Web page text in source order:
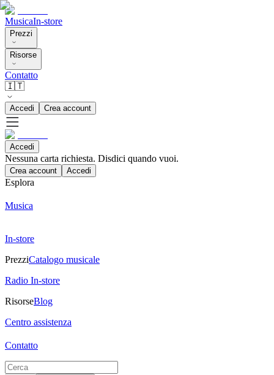
MusicaIn-store
Prezzi
Risorse
Contatto
🇮🇹
Accedi Crea account
Accedi
Nessuna carta richiesta. Disdici quando vuoi.
Crea account Accedi
Esplora
Musica
In-store
PrezziCatalogo musicale
Radio In-store
RisorseBlog
Centro assistenza
Contatto